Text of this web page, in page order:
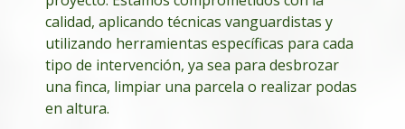
calidad, aplicando técnicas vanguardistas y
utilizando herramientas específicas para cada
tipo de intervención, ya sea para desbrozar
una finca, limpiar una parcela o realizar podas
en altura.